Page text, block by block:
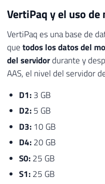
VertiPaq y el uso de
VertiPaq es una base de
quetodos los datos del
del servidordurante y
AAS, el nivel del servidor
D1:3 GB
D2:5 GB
D3:10 GB
D4:20 GB
S0:25 GB
S1:25 GB